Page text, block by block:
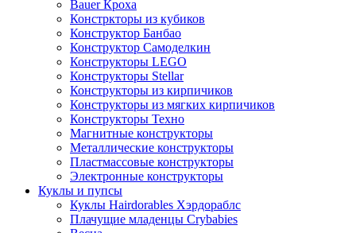
Bauer Кроха
Констркторы из кубиков
Конструктор Банбао
Конструктор Самоделкин
Конструкторы LEGO
Конструкторы Stellar
Конструкторы из кирпичиков
Конструкторы из мягких кирпичиков
Конструкторы Техно
Магнитные конструкторы
Металлические конструкторы
Пластмассовые конструкторы
Электронные конструкторы
Куклы и пупсы
Куклы Hairdorables Хэрдораблс
Плачущие младенцы Crybabies